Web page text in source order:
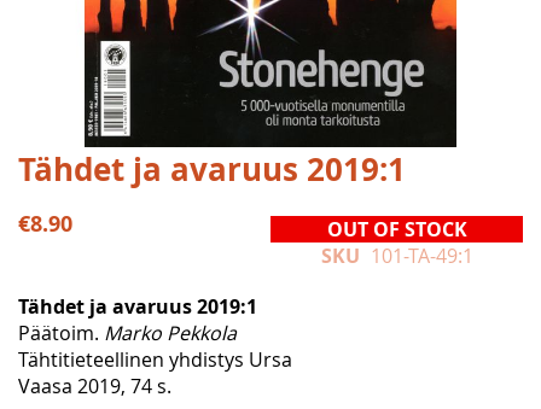
Skip
to
the
beginning
images
gallery
Tähdet ja avaruus 2019:1
€8.90
OUT OF STOCK
SKU 101-TA-49:1
Tähdet ja avaruus 2019:1
Päätoim. Marko Pekkola
Tähtitieteellinen yhdistys Ursa
Vaasa 2019, 74 s.